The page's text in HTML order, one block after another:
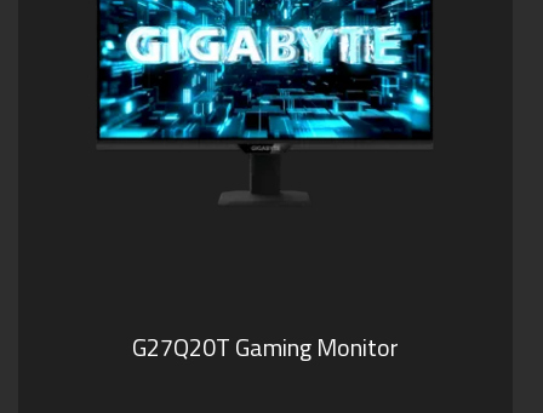
G27Q20T Gaming Monitor